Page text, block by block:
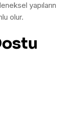
yapıların
olur.